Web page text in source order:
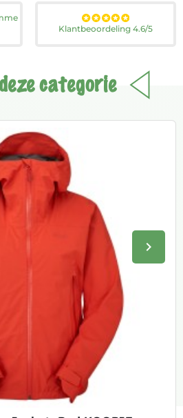
Klantbeoordeling 4.6/5
categorie
keyboard_arrow_right